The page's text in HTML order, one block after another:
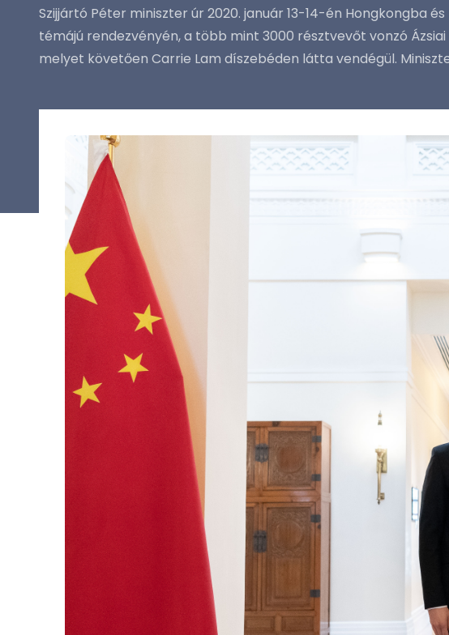
Szijjártó Péter miniszter úr 2020. január 13-14-én Hongkongba
témájú rendezvényén, a több mint 3000 résztvevőt vonzó
melyet követően Carrie Lam díszebéden látta vendégül.